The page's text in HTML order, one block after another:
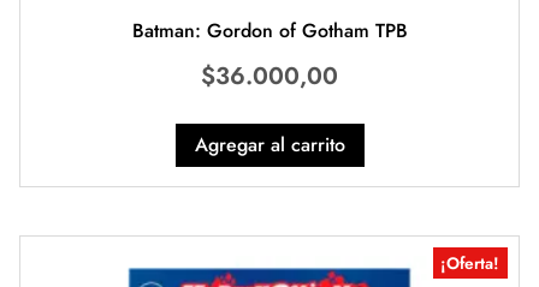
Batman: Gordon of Gotham TPB
$36.000,00
Agregar al carrito
¡Oferta!